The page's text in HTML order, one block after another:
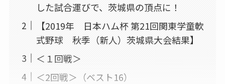
した試合運びで、茨城県の頂点に！
【2019年 日本ハム杯 第21回関東学童軟
式野球 秋季（新人）茨城県大会結果】
＜１回戦＞
＜2回戦＞（ベスト16）